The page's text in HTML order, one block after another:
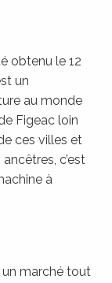
obtenu le 12
un
au monde
Figeac loin
ces villes et
c’est
à
un marché tout